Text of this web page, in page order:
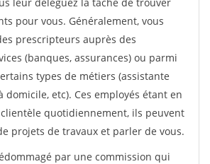
pour vous. Généralement, vous
prescripteurs auprès des
(banques, assurances) ou parmi
types de métiers (assistante
domicile, etc). Ces employés étant en
quotidiennement, ils peuvent
projets de travaux et parler de vous.
par une commission qui